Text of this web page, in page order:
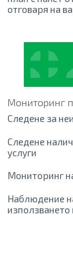
отговаря на
Мониторинг
Следене за
Следене
услуги
Мониторинг
Наблюдение
използването